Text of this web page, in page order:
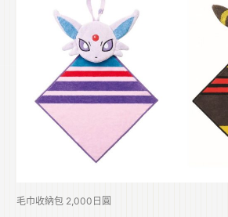
毛巾收納包 2,000日圓